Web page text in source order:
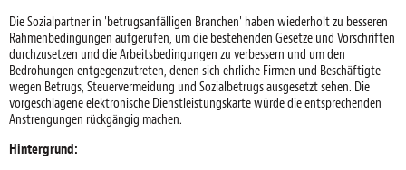
Die Sozialpartner in 'betrugsanfälligen Branchen' haben wiederholt zu besseren
Rahmenbedingungen aufgerufen, um die bestehenden Gesetze und Vorschriften
durchzusetzen und die Arbeitsbedingungen zu verbessern und um den
Bedrohungen entgegenzutreten, denen sich ehrliche Firmen und Beschäftigte
wegen Betrugs, Steuervermeidung und Sozialbetrugs ausgesetzt sehen. Die
vorgeschlagene elektronische Dienstleistungskarte würde die entsprechenden
Anstrengungen rückgängig machen.
Hintergrund: